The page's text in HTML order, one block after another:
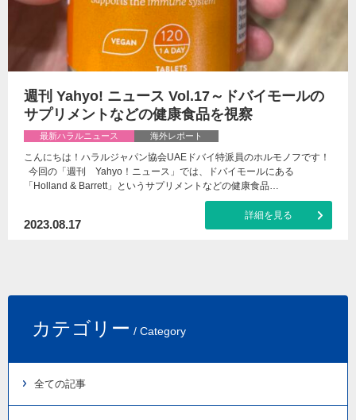
週刊 Yahyo! ニュース Vol.17～ドバイモールの
サプリメントなどの健康食品を視察
最新ハラルニュース 海外レポート
こんにちは！ハラルジャパン協会UAEドバイ特派員のホルモノフです！
今回の「週刊 Yahyo！ニュース」では、ドバイモールにある
「Holland & Barrett」というサプリメントなどの健康食品…
2023.08.17
詳細を見る
カテゴリー / Category
全ての記事